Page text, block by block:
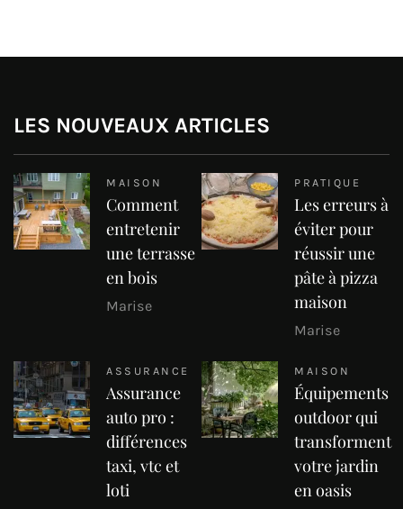
LES NOUVEAUX ARTICLES
MAISON
Comment
entretenir
une terrasse
en bois
Marise
PRATIQUE
Les erreurs à
éviter pour
réussir une
pâte à pizza
maison
Marise
ASSURANCE
Assurance
auto pro :
différences
taxi, vtc et
loti
MAISON
Équipements
outdoor qui
transforment
votre jardin
en oasis